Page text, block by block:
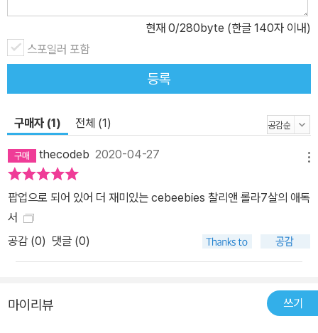
현재 0/280byte (한글 140자 이내)
스포일러 포함
등록
구매자 (1) 전체 (1)
thecodeb 2020-04-27
팝업으로 되어 있어 더 재미있는 cebeebies 찰리앤 롤라7살의 애독
서
공감 (0) 댓글 (0)
마이리뷰 쓰기